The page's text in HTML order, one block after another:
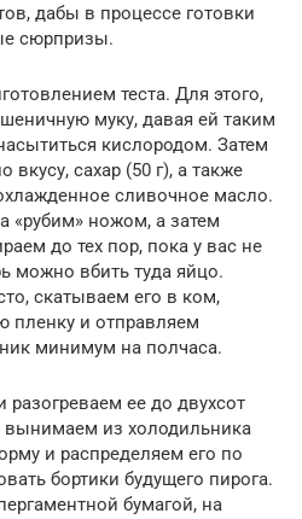
дабы в процессе готовки
сюрпризы.
теста. Для этого,
муку, давая ей таким
кислородом. Затем
сахар (50 г), а также
сливочное масло.
«рубим» ножом, а затем
до тех пор, пока у вас не
можно вбить туда яйцо.
скатываем его в ком,
пленку и отправляем
минимум на полчаса.
ее до двухсот
вынимаем из холодильника
и распределяем его по
бортики будущего пирога.
бумагой, на